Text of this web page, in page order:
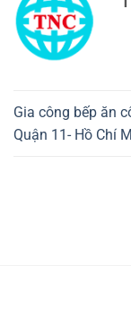
Gia công bếp ăn
Quận 11- Hồ Chí